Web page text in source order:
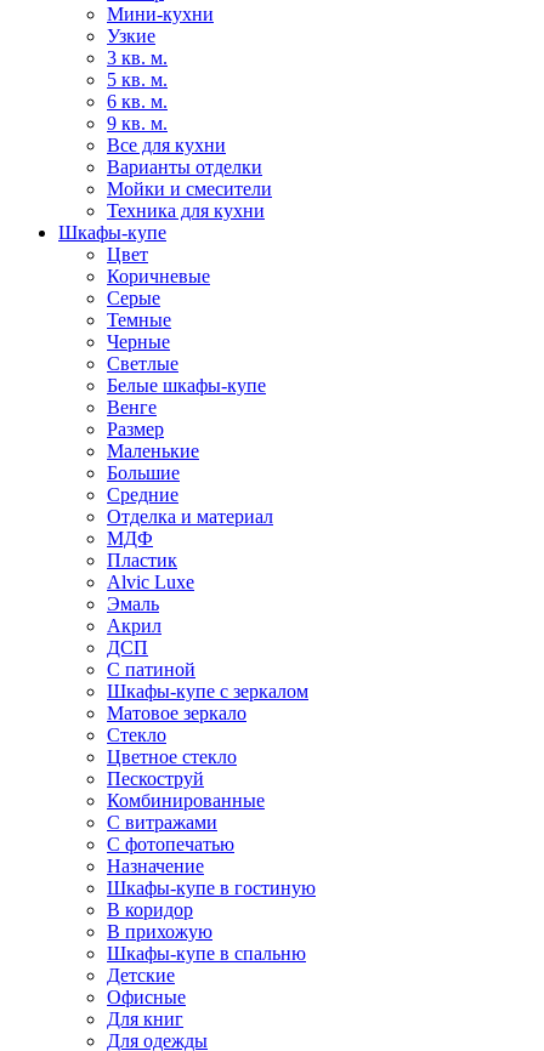
Мини-кухни
Узкие
3 кв. м.
5 кв. м.
6 кв. м.
9 кв. м.
Все для кухни
Варианты отделки
Мойки и смесители
Техника для кухни
Шкафы-купе
Цвет
Коричневые
Серые
Темные
Черные
Светлые
Белые шкафы-купе
Венге
Размер
Маленькие
Большие
Средние
Отделка и материал
МДФ
Пластик
Alvic Luxe
Эмаль
Акрил
ДСП
С патиной
Шкафы-купе с зеркалом
Матовое зеркало
Стекло
Цветное стекло
Пескоструй
Комбинированные
С витражами
С фотопечатью
Назначение
Шкафы-купе в гостиную
В коридор
В прихожую
Шкафы-купе в спальню
Детские
Офисные
Для книг
Для одежды